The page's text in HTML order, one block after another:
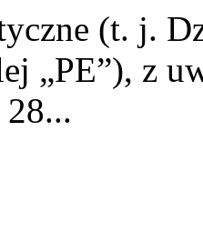
(t. j.
„PE”), z